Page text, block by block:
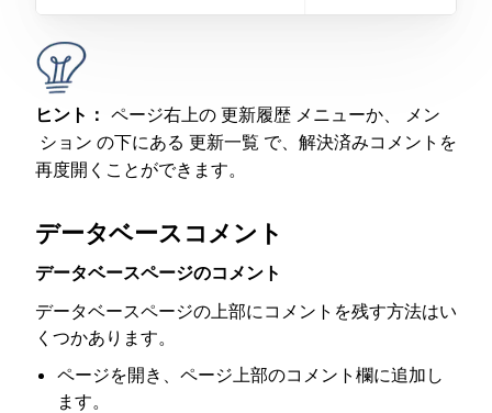
ヒント： ページ右上の 更新履歴 メニューか、
メン
ション の下にある 更新一覧 で、解決済みコメントを
再度開くことができます。
データベースコメント
データベースページのコメント
データベースページの上部にコメントを残す方法はい
くつかあります。
ページを開き、ページ上部のコメント欄に追加し
ます。